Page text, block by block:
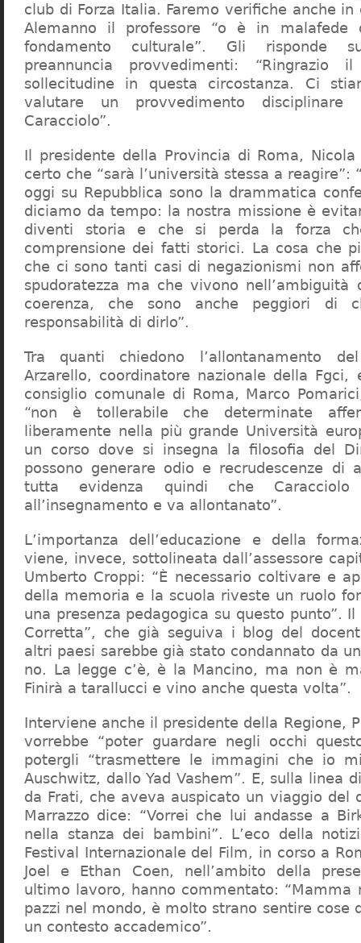
club di Forza Italia. Faremo verifiche anche in
Alemanno il professore “o è in malafede
fondamento culturale”. Gli risponde
preannuncia provvedimenti:
sollecitudine in questa circostanza. Ci
valutare un provvedimento
Caracciolo”.
Il presidente della Provincia di Roma,
certo che “sarà l’università stessa a reagire”:
oggi su Repubblica sono la drammatica
diciamo da tempo: la nostra missione è
diventi storia e che si perda la forza
comprensione dei fatti storici. La cosa che
che ci sono tanti casi di negazionismi non
spudoratezza ma che vivono nell’ambiguità
coerenza, che sono anche peggiori di
responsabilità di dirlo”.
Tra quanti chiedono l’allontanamento
Arzarello, coordinatore nazionale della
consiglio comunale di Roma, Marco
“non è tollerabile che determinate
liberamente nella più grande Università
un corso dove si insegna la filosofia del
possono generare odio e recrudescenze di
tutta evidenza quindi che
all’insegnamento e va allontanato”.
L’importanza dell’educazione e della
viene, invece, sottolineata dall’assessore
Umberto Croppi: “È necessario coltivare e
della memoria e la scuola riveste un ruolo
una presenza pedagogica su questo punto”.
Corretta”, che già seguiva i blog del
altri paesi sarebbe già stato condannato da
no. La legge c’è, è la Mancino, ma non è
Finirà a tarallucci e vino anche questa volta”.
Interviene anche il presidente della Regione,
vorrebbe “poter guardare negli occhi
potergli “trasmettere le immagini che io
Auschwitz, dallo Yad Vashem”. E, sulla linea
da Frati, che aveva auspicato un viaggio del
Marrazzo dice: “Vorrei che lui andasse a
nella stanza dei bambini”. L’eco della
Festival Internazionale del Film, in corso a
Joel e Ethan Coen, nell’ambito della
ultimo lavoro, hanno commentato: “Mamma
pazzi nel mondo, è molto strano sentire cose
un contesto accademico”.